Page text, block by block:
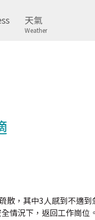
天氣
Weather
，其中3人感到不適
情況下，返回工作崗位。